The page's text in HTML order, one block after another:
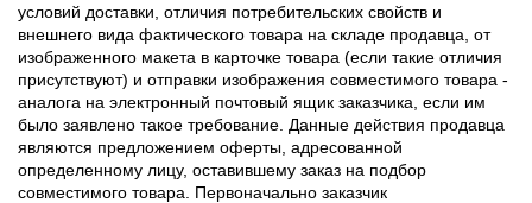
условий доставки, отличия потребительских свойств и
внешнего вида фактического товара на складе продавца, от
изображенного макета в карточке товара (если такие отличия
присутствуют) и отправки изображения совместимого товара -
аналога на электронный почтовый ящик заказчика, если им
было заявлено такое требование. Данные действия продавца
являются предложением оферты, адресованной
определенному лицу, оставившему заказ на подбор
совместимого товара. Первоначально заказчик